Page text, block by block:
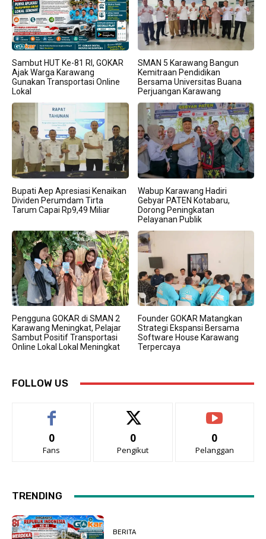
Sambut HUT Ke-81 RI, GOKAR
Ajak Warga Karawang
Gunakan Transportasi Online
Lokal
SMAN 5 Karawang Bangun
Kemitraan Pendidikan
Bersama Universitas Buana
Perjuangan Karawang
Bupati Aep Apresiasi Kenaikan
Dividen Perumdam Tirta
Tarum Capai Rp9,49 Miliar
Wabup Karawang Hadiri
Gebyar PATEN Kotabaru,
Dorong Peningkatan
Pelayanan Publik
Pengguna GOKAR di SMAN 2
Karawang Meningkat, Pelajar
Sambut Positif Transportasi
Online Lokal Lokal Meningkat
Founder GOKAR Matangkan
Strategi Ekspansi Bersama
Software House Karawang
Terpercaya
FOLLOW US
0
Fans
0
Pengikut
0
Pelanggan
TRENDING
BERITA